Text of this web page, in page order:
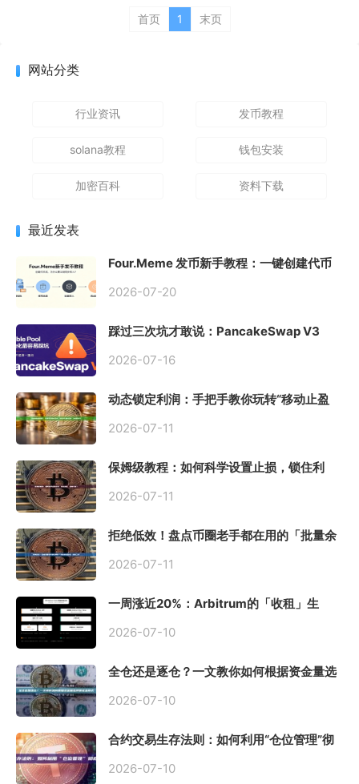
首页 1 末页
网站分类
行业资讯 发币教程
solana教程 钱包安装
加密百科 资料下载
最近发表
Four.Meme 发币新手教程：一键创建代币
2026-07-20
踩过三次坑才敢说：PancakeSwap V3
初始化
2026-07-16
动态锁定利润：手把手教你玩转“移动止盈
2026-07-11
保姆级教程：如何科学设置止损，锁住利
2026-07-11
拒绝低效！盘点币圈老手都在用的「批量余
2026-07-11
一周涨近20%：Arbitrum的「收租」生
2026-07-10
全仓还是逐仓？一文教你如何根据资金量选
2026-07-10
合约交易生存法则：如何利用“仓位管理”彻
2026-07-10